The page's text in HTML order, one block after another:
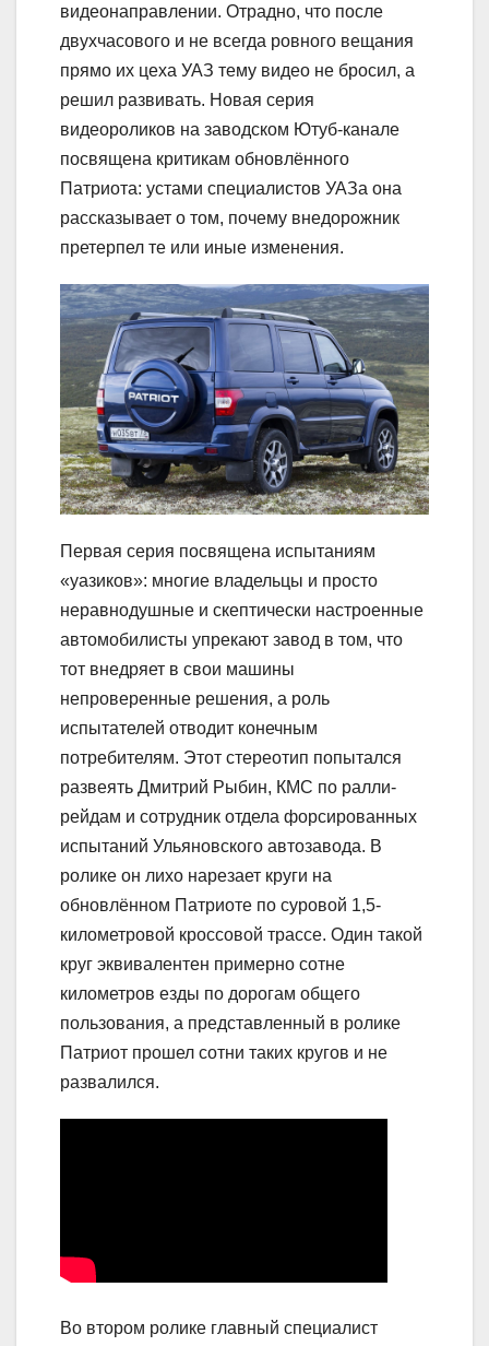
видеонаправлении. Отрадно, что после
двухчасового и не всегда ровного вещания
прямо их цеха УАЗ тему видео не бросил, а
решил развивать. Новая серия
видеороликов на заводском Ютуб-канале
посвящена критикам обновлённого
Патриота: устами специалистов УАЗа она
рассказывает о том, почему внедорожник
претерпел те или иные изменения.
Первая серия посвящена испытаниям
«уазиков»: многие владельцы и просто
неравнодушные и скептически настроенные
автомобилисты упрекают завод в том, что
тот внедряет в свои машины
непроверенные решения, а роль
испытателей отводит конечным
потребителям. Этот стереотип попытался
развеять Дмитрий Рыбин, КМС по ралли-
рейдам и сотрудник отдела форсированных
испытаний Ульяновского автозавода. В
ролике он лихо нарезает круги на
обновлённом Патриоте по суровой 1,5-
километровой кроссовой трассе. Один такой
круг эквивалентен примерно сотне
километров езды по дорогам общего
пользования, а представленный в ролике
Патриот прошел сотни таких кругов и не
развалился.
Во втором ролике главный специалист